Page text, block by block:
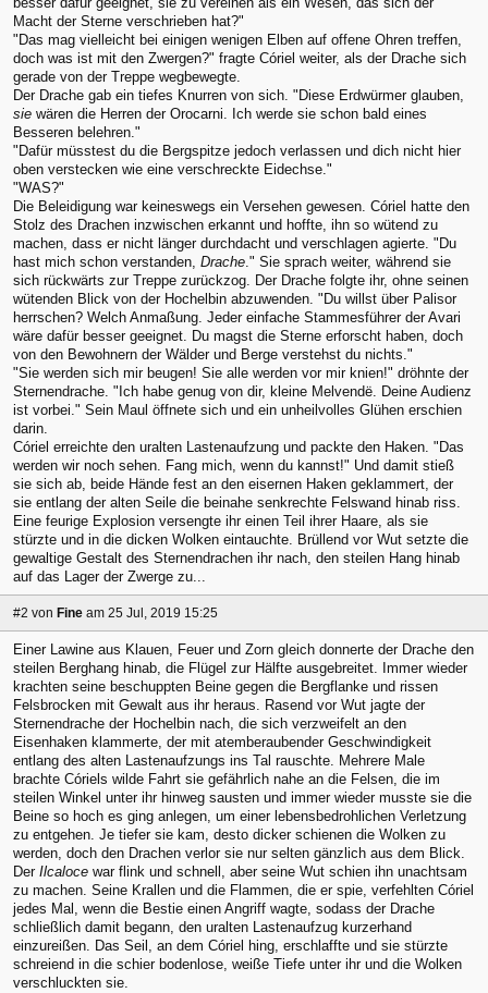
Macht der Sterne verschrieben hat?"
"Das mag vielleicht bei einigen wenigen Elben auf offene Ohren treffen,
doch was ist mit den Zwergen?" fragte Córiel weiter, als der Drache sich
gerade von der Treppe wegbewegte.
Der Drache gab ein tiefes Knurren von sich. "Diese Erdwürmer glauben,
sie wären die Herren der Orocarni. Ich werde sie schon bald eines
Besseren belehren."
"Dafür müsstest du die Bergspitze jedoch verlassen und dich nicht hier
oben verstecken wie eine verschreckte Eidechse."
"WAS?"
Die Beleidigung war keineswegs ein Versehen gewesen. Córiel hatte den
Stolz des Drachen inzwischen erkannt und hoffte, ihn so wütend zu
machen, dass er nicht länger durchdacht und verschlagen agierte. "Du
hast mich schon verstanden, Drache ." Sie sprach weiter, während sie
sich rückwärts zur Treppe zurückzog. Der Drache folgte ihr, ohne seinen
wütenden Blick von der Hochelbin abzuwenden. "Du willst über Palisor
herrschen? Welch Anmaßung. Jeder einfache Stammesführer der Avari
wäre dafür besser geeignet. Du magst die Sterne erforscht haben, doch
von den Bewohnern der Wälder und Berge verstehst du nichts."
"Sie werden sich mir beugen! Sie alle werden vor mir knien!" dröhnte der
Sternendrache. "Ich habe genug von dir, kleine Melvendë. Deine Audienz
ist vorbei." Sein Maul öffnete sich und ein unheilvolles Glühen erschien
darin.
Córiel erreichte den uralten Lastenaufzung und packte den Haken. "Das
werden wir noch sehen. Fang mich, wenn du kannst!" Und damit stieß
sie sich ab, beide Hände fest an den eisernen Haken geklammert, der
sie entlang der alten Seile die beinahe senkrechte Felswand hinab riss.
Eine feurige Explosion versengte ihr einen Teil ihrer Haare, als sie
stürzte und in die dicken Wolken eintauchte. Brüllend vor Wut setzte die
gewaltige Gestalt des Sternendrachen ihr nach, den steilen Hang hinab
auf das Lager der Zwerge zu...
#2 von Fine am 25 Jul, 2019 15:25
Einer Lawine aus Klauen, Feuer und Zorn gleich donnerte der Drache den
steilen Berghang hinab, die Flügel zur Hälfte ausgebreitet. Immer wieder
krachten seine beschuppten Beine gegen die Bergflanke und rissen
Felsbrocken mit Gewalt aus ihr heraus. Rasend vor Wut jagte der
Sternendrache der Hochelbin nach, die sich verzweifelt an den
Eisenhaken klammerte, der mit atemberaubender Geschwindigkeit
entlang des alten Lastenaufzungs ins Tal rauschte. Mehrere Male
brachte Córiels wilde Fahrt sie gefährlich nahe an die Felsen, die im
steilen Winkel unter ihr hinweg sausten und immer wieder musste sie die
Beine so hoch es ging anlegen, um einer lebensbedrohlichen Verletzung
zu entgehen. Je tiefer sie kam, desto dicker schienen die Wolken zu
werden, doch den Drachen verlor sie nur selten gänzlich aus dem Blick.
Der Ilcaloce war flink und schnell, aber seine Wut schien ihn unachtsam
zu machen. Seine Krallen und die Flammen, die er spie, verfehlten Córiel
jedes Mal, wenn die Bestie einen Angriff wagte, sodass der Drache
schließlich damit begann, den uralten Lastenaufzug kurzerhand
einzureißen. Das Seil, an dem Córiel hing, erschlaffte und sie stürzte
schreiend in die schier bodenlose, weiße Tiefe unter ihr und die Wolken
verschluckten sie.